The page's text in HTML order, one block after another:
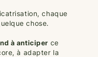
chaque
chose.
à anticiperce
à adapter la